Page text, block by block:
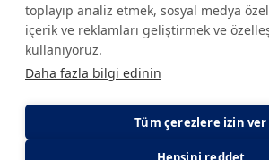
Sitede yer alan tüm içerikler yalnızca
Sağlığınızla ilgili sorularınız için mutlaka
kuruluşuna başvurunuz.
toplayıp analiz etmek, sosyal medya
içerik ve reklamları geliştirmek ve
kullanıyoruz.
Daha fazla bilgi edinin
Tüm çerezlere izin ver